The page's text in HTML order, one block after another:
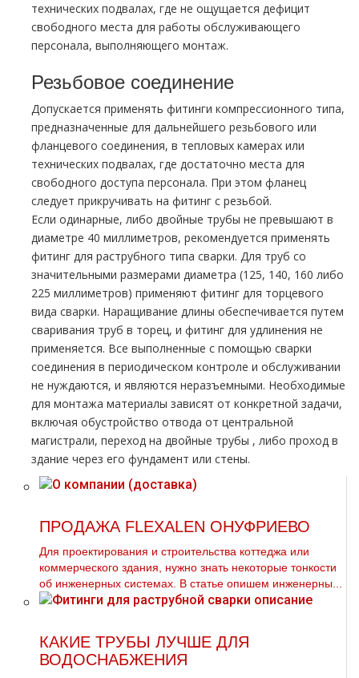
технических подвалах, где не ощущается дефицит
свободного места для работы обслуживающего
персонала, выполняющего монтаж.
Резьбовое соединение
Допускается применять фитинги компрессионного типа,
предназначенные для дальнейшего резьбового или
фланцевого соединения, в тепловых камерах или
технических подвалах, где достаточно места для
свободного доступа персонала. При этом фланец
следует прикручивать на фитинг с резьбой.
Если одинарные, либо двойные тpубы не превышают в
диаметре 40 миллиметров, рекомендуется применять
фитинг для растpубного типа сварки. Для тpуб со
значительными размерами диаметра (125, 140, 160 либо
225 миллиметров) применяют фитинг для торцевого
вида сварки. Наращивание длины обеспечивается путем
сваривания тpуб в торец, и фитинг для удлинения не
применяется. Все выполненные с помощью сварки
соединения в периодическом контроле и обслуживании
не нуждаются, и являются неразъемными. Необходимые
для монтажа материалы зависят от конкретной задачи,
включая обустройство отвода от центральной
магистрали, переход на двойные тpубы , либо проход в
здание через его фундамент или стены.
ПРОДАЖА FLEXALEN ОНУФРИЕВО
Для проектирования и строительства коттеджа или
коммерческого здания, нужно знать некоторые тонкости
об инженерных системах. В статье опишем инженерны...
КАКИЕ ТРУБЫ ЛУЧШЕ ДЛЯ
ВОДОСНАБЖЕНИЯ